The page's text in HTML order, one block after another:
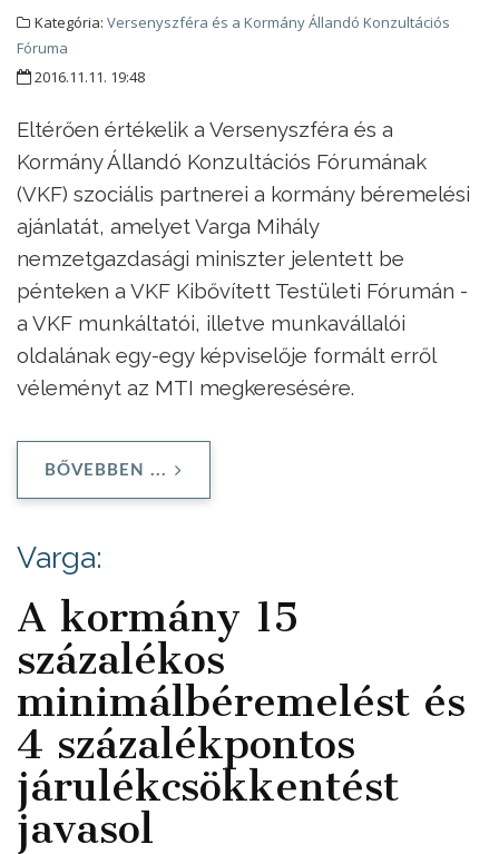
Kategória: Versenyszféra és a Kormány Állandó Konzultációs
Fóruma
2016.11.11. 19:48
Eltérően értékelik a Versenyszféra és a
Kormány Állandó Konzultációs Fórumának
(VKF) szociális partnerei a kormány béremelési
ajánlatát, amelyet Varga Mihály
nemzetgazdasági miniszter jelentett be
pénteken a VKF Kibővített Testületi Fórumán -
a VKF munkáltatói, illetve munkavállalói
oldalának egy-egy képviselője formált erről
véleményt az MTI megkeresésére.
BŐVEBBEN ...
Varga:
A kormány 15
százalékos
minimálbéremelést és
4 százalékpontos
járulékcsökkentést
javasol